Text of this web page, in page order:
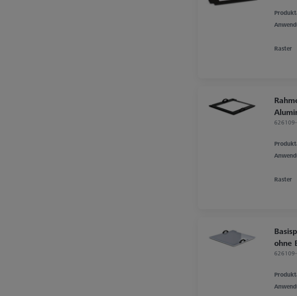
Raster
Raster
ohne